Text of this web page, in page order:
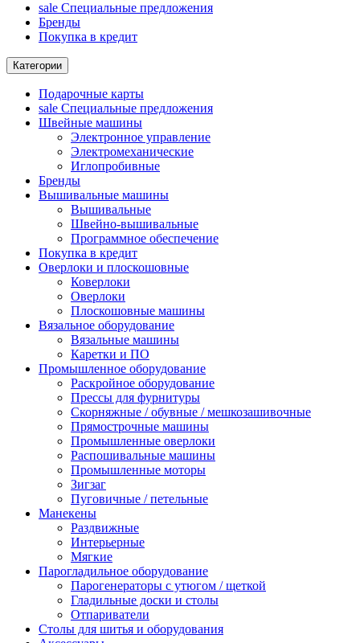
sale Специальные предложения
Бренды
Покупка в кредит
Категории
Подарочные карты
sale Специальные предложения
Швейные машины
Электронное управление
Электромеханические
Иглопробивные
Бренды
Вышивальные машины
Вышивальные
Швейно-вышивальные
Программное обеспечение
Покупка в кредит
Оверлоки и плоскошовные
Коверлоки
Оверлоки
Плоскошовные машины
Вязальное оборудование
Вязальные машины
Каретки и ПО
Промышленное оборудование
Раскройное оборудование
Прессы для фурнитуры
Скорняжные / обувные / мешкозашивочные
Прямострочные машины
Промышленные оверлоки
Распошивальные машины
Промышленные моторы
Зигзаг
Пуговичные / петельные
Манекены
Раздвижные
Интерьерные
Мягкие
Парогладильное оборудование
Парогенераторы с утюгом / щеткой
Гладильные доски и столы
Отпариватели
Столы для шитья и оборудования